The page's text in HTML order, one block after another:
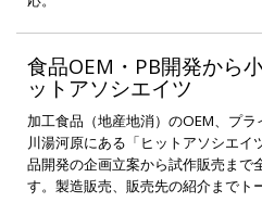
食品OEM・PB開発から
ットアソシエイツ
加工食品（地産地消）のOEM、プ
川湯河原にある「ヒットアソシエ
品開発の企画立案から試作販売まで
す。製造販売、販売先の紹介までト